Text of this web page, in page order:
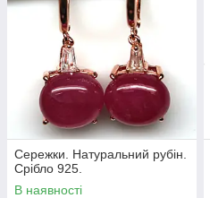
Сережки. Натуральний рубін.
Срібло 925.
В наявності